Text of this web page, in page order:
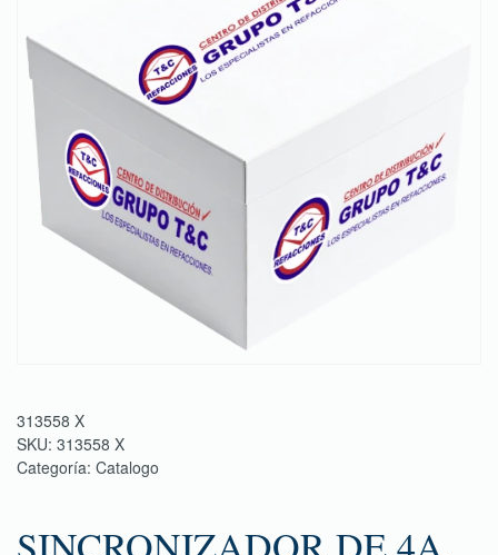
313558 X
SKU: 313558 X
Categoría: Catalogo